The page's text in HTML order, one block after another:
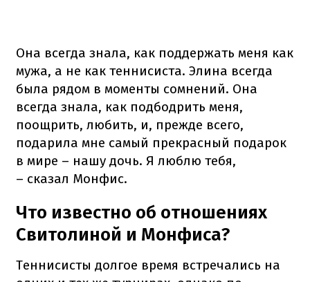
Она всегда знала, как поддержать меня как
мужа, а не как теннисиста. Элина всегда
была рядом в моменты сомнений. Она
всегда знала, как подбодрить меня,
поощрить, любить, и, прежде всего,
подарила мне самый прекрасный подарок
в мире – нашу дочь. Я люблю тебя,
– сказал Монфис.
Что известно об отношениях
Свитолиной и Монфиса?
Теннисисты долгое время встречались на